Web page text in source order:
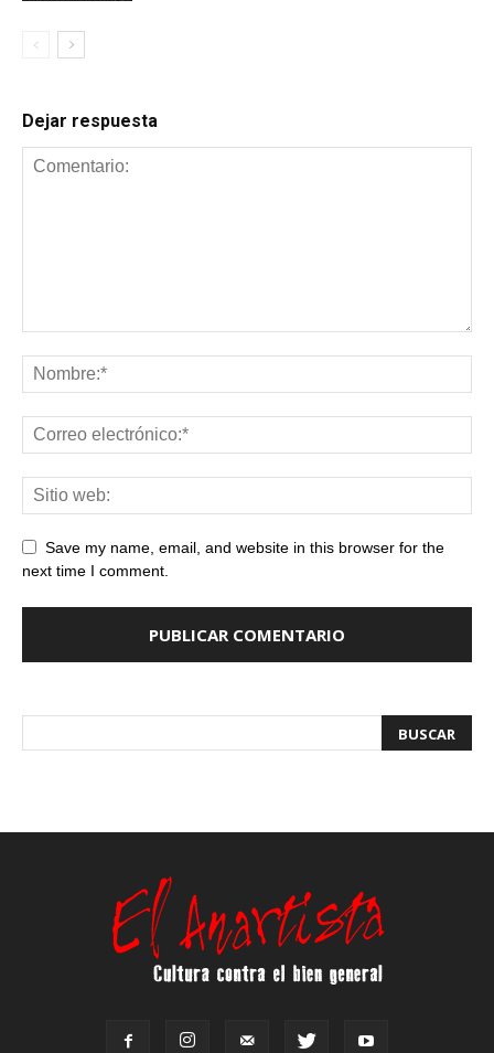
Dejar respuesta
Save my name, email, and website in this browser for the
next time I comment.